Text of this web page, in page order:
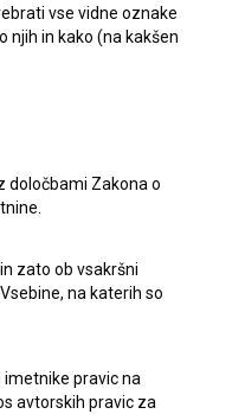
vse vidne oznake
njih in kako (na kakšen
določbami Zakona o
zato ob vsakršni
na katerih so
pravic na
avtorskih pravic za